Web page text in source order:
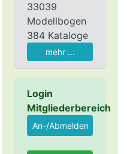
33039
Modellbogen
384 Kataloge
mehr ...
Login
Mitgliederbereich